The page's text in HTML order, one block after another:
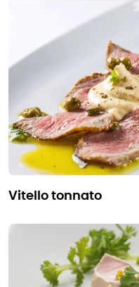
vitello tonnato